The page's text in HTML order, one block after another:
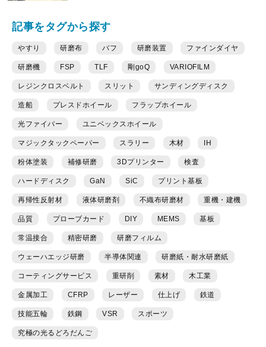
記事をタグから探す
やすり 研磨布 バフ 研磨装置 ファインダイヤ
研磨機 FSP TLF 剛goQ VARIOFILM
レジンクロスベルト スリット サンディングディスク
造船 プレスドホイール フラップホイール
光ファイバー ユニベックスホイール
マジックタックペーパー スラリー 木材 IH
粉体塗装 補修研磨 3Dプリンター 検査
ハードディスク GaN SiC プリント基板
再帰性反射材 液体研磨剤 不織布研磨材 重機・建機
品質 プローブカード DIY MEMS 基板
常温接合 精密研磨 研磨フィルム
ウェーハエッジ研磨 半導体関連 研磨紙・耐水研磨紙
コーティングサービス 重研削 素材 木工業
金属加工 CFRP レーザー 仕上げ 鉄道
技能五輪 鉄鋼 VSR スポーツ
究極の光るどろだんご